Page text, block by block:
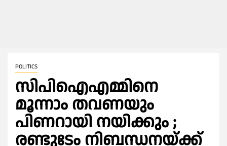
POLITICS
സിപിഐഎമ്മിനെ
മൂന്നാം തവണയും
പിണറായി നയിക്കും ;
രണ്ടുടേം നിബന്ധനയ്ക്ക്